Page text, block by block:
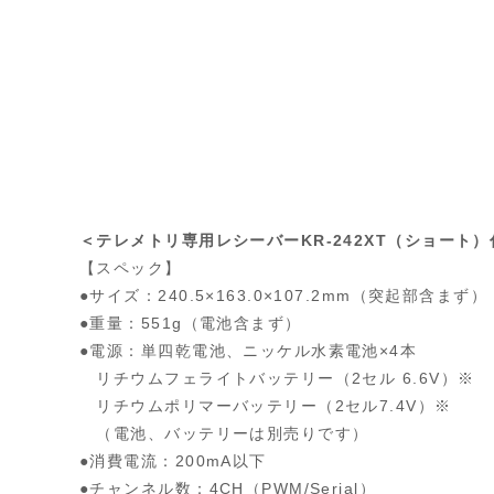
＜テレメトリ専用レシーバーKR-242XT（ショート）
【スペック】
●サイズ：240.5×163.0×107.2mm（突起部含まず）
●重量：551g（電池含まず）
●電源：単四乾電池、ニッケル水素電池×4本
リチウムフェライトバッテリー（2セル 6.6V）※
リチウムポリマーバッテリー（2セル7.4V）※
（電池、バッテリーは別売りです）
●消費電流：200mA以下
●チャンネル数：4CH（PWM/Serial）